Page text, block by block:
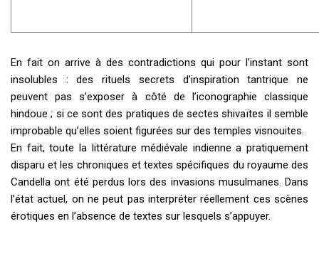
En fait on arrive à des contradictions qui pour l’instant sont
insolubles : des rituels secrets d’inspiration tantrique ne
peuvent pas s’exposer à côté de l’iconographie classique
hindoue ; si ce sont des pratiques de sectes shivaïtes il semble
improbable qu’elles soient figurées sur des temples visnouites.
En fait, toute la littérature médiévale indienne a pratiquement
disparu et les chroniques et textes spécifiques du royaume des
Candella ont été perdus lors des invasions musulmanes. Dans
l’état actuel, on ne peut pas interpréter réellement ces scènes
érotiques en l’absence de textes sur lesquels s’appuyer.